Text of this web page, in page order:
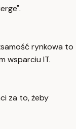
rynkowa to
wsparciu IT.
za to, żeby